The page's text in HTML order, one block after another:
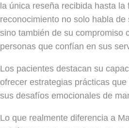
la única reseña recibida hasta la
reconocimiento no solo habla
sino también de su compromiso
personas que confían en sus
Los pacientes destacan su
ofrecer estrategias prácticas
sus desafíos emocionales de
Lo que realmente diferencia a